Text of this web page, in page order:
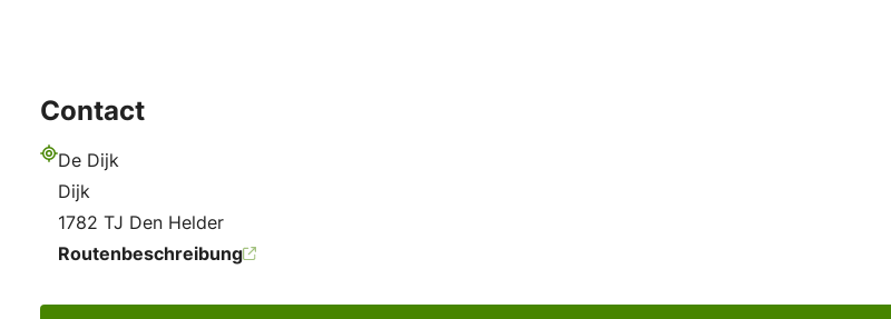
Contact
Adresse
De Dijk
Dijk
1782 TJ Den Helder
Routenbeschreibung